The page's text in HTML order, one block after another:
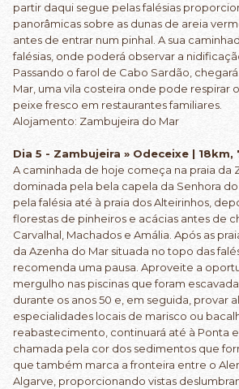
partir daqui segue pelas falésias
panorâmicas sobre as dunas de areia
antes de entrar num pinhal. A sua
falésias, onde poderá observar a
Passando o farol de Cabo Sardão,
Mar, uma vila costeira onde pode respirar
peixe fresco em restaurantes familiares.
Alojamento: Zambujeira do Mar
Dia 5 - Zambujeira » Odeceixe | 18km,
A caminhada de hoje começa na praia da
dominada pela bela capela da Senhora
pela falésia até à praia dos Alteirinhos,
florestas de pinheiros e acácias antes de
Carvalhal, Machados e Amália. Após as
da Azenha do Mar situada no topo das
recomenda uma pausa. Aproveite a
mergulho nas piscinas que foram
durante os anos 50 e, em seguida, provar
especialidades locais de marisco ou
reabastecimento, continuará até à Ponta
chamada pela cor dos sedimentos que
que também marca a fronteira entre o
Algarve, proporcionando vistas